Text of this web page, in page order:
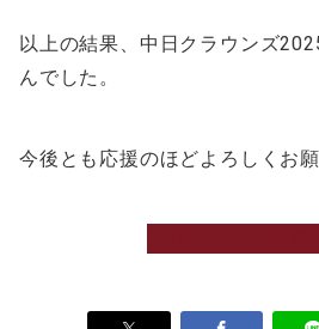
以上の結果、中日クラウンズ
んでした。
今後とも応援のほどよろしくお